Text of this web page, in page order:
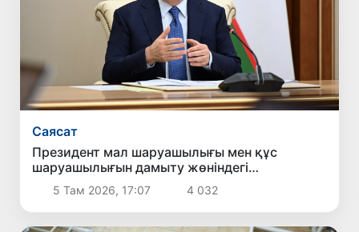
Саясат
Президент мал шаруашылығы мен құс
шаруашылығын дамыту жөніндегі
шаралармен танысты
5 Там 2026, 17:07 4 032